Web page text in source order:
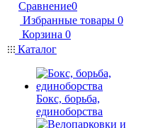
Сравнение0
Избранные товары 0
Корзина 0
Каталог
Бокс, борьба,
единоборства